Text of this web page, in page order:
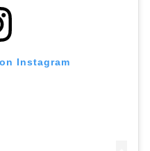
Instagram